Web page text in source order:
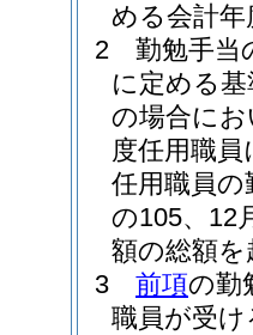
める会計
2
勤勉手当
に定める
の場合に
度任用職
任用職員の
の105、12
額の総額
3
前項の勤
職員が受